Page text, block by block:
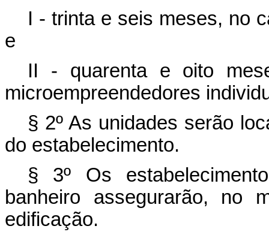
I - trinta e seis meses, no
e
II - quarenta e oito
microempreendedores
§ 2º As unidades serão
do estabelecimento.
§ 3º Os
banheiro assegurarão, no
edificação.